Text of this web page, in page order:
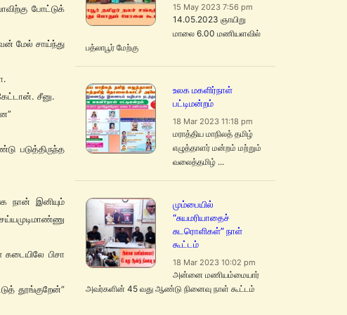
போட்டுக்
மேல் சாய்ந்து
சீனு.
படுத்திருந்த
நான் இனியும்
கடையிலே பிசா
தூங்குறேன்”
15 May 2023 7:56 pm
14.05.2023 ஞாயிறு
மாலை 6.00 மணியளவில்
பத்லாபூர் மேற்கு
உலக மகளிர்நாள்
பட்டிமன்றம்
18 Mar 2023 11:18 pm
மராத்திய மாநிலத் தமிழ்
எழுத்தாளர் மன்றம் மற்றும்
வலைத்தமிழ் ...
மும்பையில்
“சுயமரியாதைச்
சுடரொளிகள்” நாள்
கூட்டம்
18 Mar 2023 10:02 pm
அன்னை மணியம்மையார்
அவர்களின் 45 வது ஆண்டு நினைவு நாள் கூட்டம்